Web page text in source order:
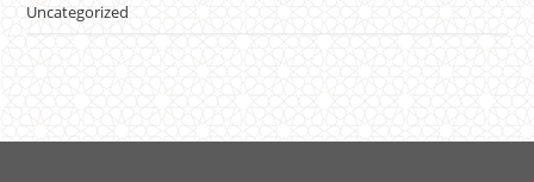
Uncategorized